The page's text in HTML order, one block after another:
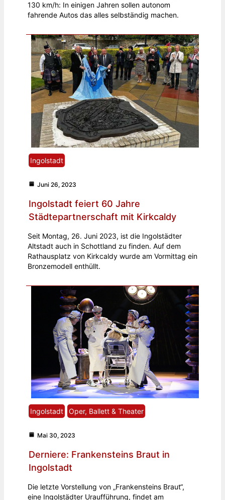
130 km/h: In einigen Jahren sollen autonom
fahrende Autos das alles selbständig machen.
Ingolstadt
Juni 26, 2023
Ingolstadt feiert 60 Jahre
Städtepartnerschaft mit Kirkcaldy
Seit Montag, 26. Juni 2023, ist die Ingolstädter
Altstadt auch in Schottland zu finden. Auf dem
Rathausplatz von Kirkcaldy wurde am Vormittag ein
Bronzemodell enthüllt.
Ingolstadt Oper, Ballett & Theater
Mai 30, 2023
Derniere: Frankensteins Braut in
Ingolstadt
Die letzte Vorstellung von „Frankensteins Braut“,
eine Ingolstädter Uraufführung, findet am